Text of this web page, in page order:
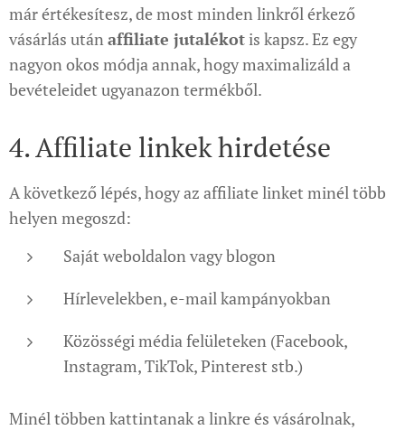
már értékesítesz, de most minden linkről érkező
vásárlás utánaffiliate jutalékot is kapsz. Ez egy
nagyon okos módja annak, hogy maximalizáld a
bevételeidet ugyanazon termékből.
4. Affiliate linkek hirdetése
A következő lépés, hogy az affiliate linket minél több
helyen megoszd:
Saját weboldalon vagy blogon
Hírlevelekben, e-mail kampányokban
Közösségi média felületeken (Facebook,
Instagram, TikTok, Pinterest stb.)
Minél többen kattintanak a linkre és vásárolnak,